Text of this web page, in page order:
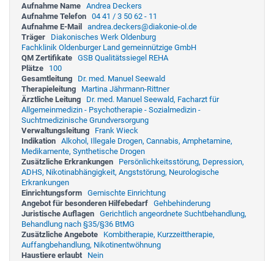
Aufnahme Name Andrea Deckers
Aufnahme Telefon 04 41 / 3 50 62 - 11
Aufnahme E-Mail
andrea.deckers@diakonie-ol.de
Träger
Diakonisches Werk Oldenburg
Fachklinik Oldenburger Land gemeinnützige GmbH
QM Zertifikate GSB Qualitätssiegel REHA
Plätze
100
Gesamtleitung
Dr. med. Manuel Seewald
Therapieleitung
Martina Jährmann-Rittner
Ärztliche Leitung
Dr. med. Manuel Seewald, Facharzt für
Allgemeinmedizin - Psychotherapie - Sozialmedizin -
Suchtmedizinische Grundversorgung
Verwaltungsleitung
Frank Wieck
Indikation Alkohol, Illegale Drogen, Cannabis, Amphetamine,
Medikamente, Synthetische Drogen
Zusätzliche Erkrankungen
Persönlichkeitsstörung, Depression,
ADHS, Nikotinabhängigkeit, Angststörung, Neurologische
Erkrankungen
Einrichtungsform Gemischte Einrichtung
Angebot für besonderen Hilfebedarf Gehbehinderung
Juristische Auflagen Gerichtlich angeordnete Suchtbehandlung,
Behandlung nach §35/§36 BtMG
Zusätzliche Angebote
Kombitherapie, Kurzzeittherapie,
Auffangbehandlung, Nikotinentwöhnung
Haustiere erlaubt
Nein